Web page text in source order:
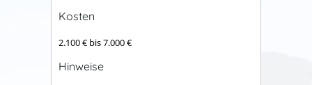
Kosten
2.100 € bis 7.000 €
Hinweise